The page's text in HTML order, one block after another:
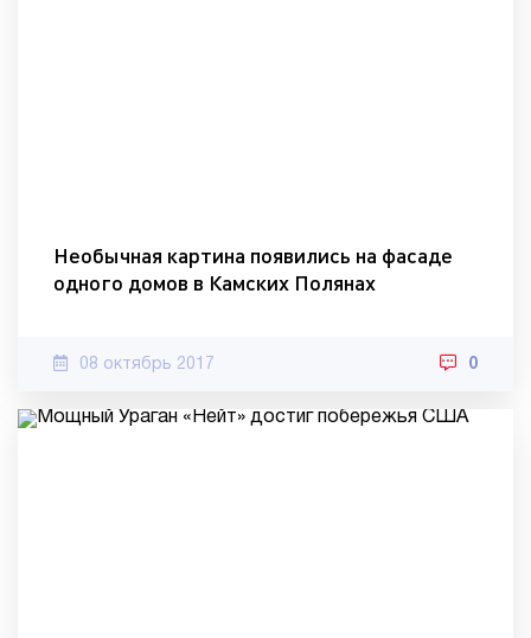
Необычная картина появились на фасаде
одного домов в Камских Полянах
08 октябрь 2017 0